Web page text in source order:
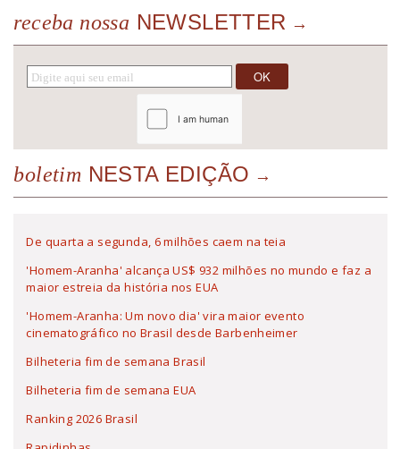
receba nossa NEWSLETTER
boletim NESTA EDIÇÃO
De quarta a segunda, 6 milhões caem na teia
'Homem-Aranha' alcança US$ 932 milhões no mundo e faz a
maior estreia da história nos EUA
'Homem-Aranha: Um novo dia' vira maior evento
cinematográfico no Brasil desde Barbenheimer
Bilheteria fim de semana Brasil
Bilheteria fim de semana EUA
Ranking 2026 Brasil